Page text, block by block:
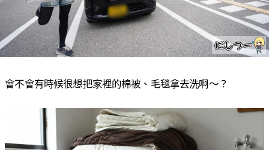
會不會有時候很想把家裡的棉被、毛毯拿去洗啊〜？